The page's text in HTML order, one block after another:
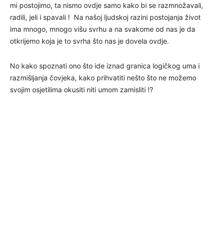
mi postojimo, ta nismo ovdje samo kako bi se razmnožavali,
radili, jeli i spavali ! Na našoj ljudskoj razini postojanja život
ima mnogo, mnogo višu svrhu a na svakome od nas je da
otkrijemo koja je to svrha što nas je dovela ovdje.
No kako spoznati ono što ide iznad granica logičkog uma i
razmišljanja čovjeka, kako prihvatiti nešto što ne možemo
svojim osjetilima okusiti niti umom zamisliti !?